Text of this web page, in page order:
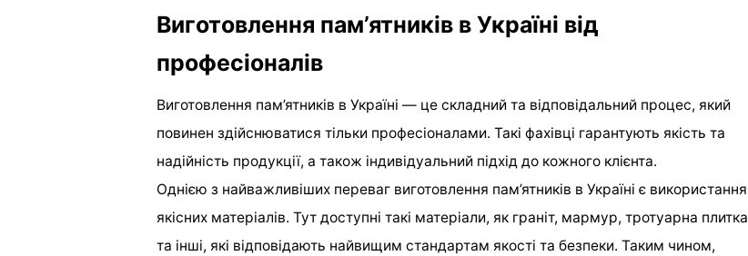
Виготовлення пам’ятників в Україні від
професіоналів
Виготовлення пам’ятників в Україні — це складний та відповідальний процес, який
повинен здійснюватися тільки професіоналами. Такі фахівці гарантують якість та
надійність продукції, а також індивідуальний підхід до кожного клієнта.
Однією з найважливіших переваг виготовлення пам’ятників в Україні є використання
якісних матеріалів. Тут доступні такі матеріали, як граніт, мармур, тротуарна плитка
та інші, які відповідають найвищим стандартам якості та безпеки. Таким чином,